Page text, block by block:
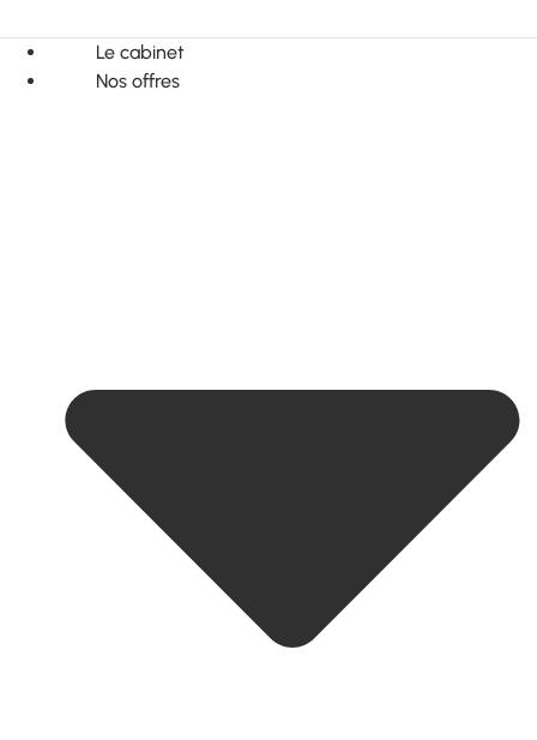
Le cabinet
Nos offres